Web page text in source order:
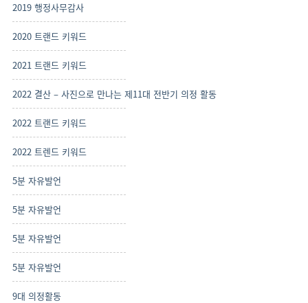
2019 행정사무감사
2020 트랜드 키워드
2021 트랜드 키워드
2022 결산 – 사진으로 만나는 제11대 전반기 의정 활동
2022 트랜드 키워드
2022 트렌드 키워드
5분 자유발언
5분 자유발언
5분 자유발언
5분 자유발언
9대 의정활동